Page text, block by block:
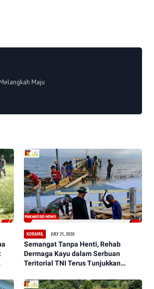
Maju
KORAMIL JULY 21, 2026
Semangat Tanpa Henti, Rehab
Dermaga Kayu dalam Serbuan
Teritorial TNI Terus Tunjukkan